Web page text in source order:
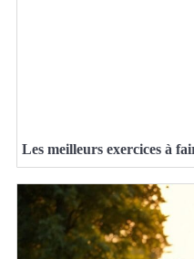
Les meilleurs exercices à